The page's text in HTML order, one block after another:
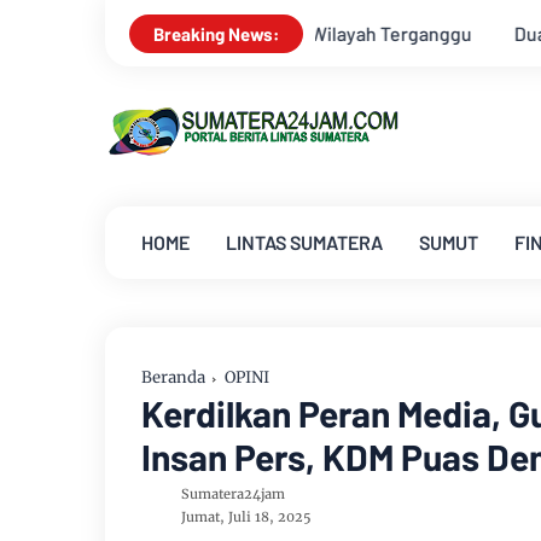
Breaking News:
Wilayah Terganggu Dua Lagu Karya Pangdam VI/
HOME LINTAS SUMATERA SUMUT
Beranda OPINI
Kerdilkan Peran Media,
Insan Pers, KDM Puas
Sumatera24jam
Jumat, Juli 18, 2025